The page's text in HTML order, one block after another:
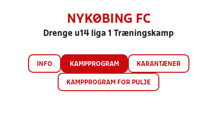
NYKØBING FC
Drenge u14 liga 1 Træningskamp
INFO KAMPPROGRAM KARANTÆNER
KAMPPROGRAM FOR PULJE